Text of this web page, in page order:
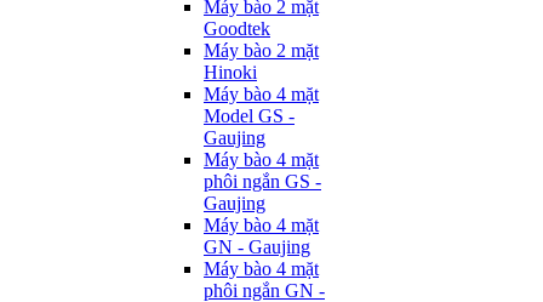
Máy bào 2 mặt
Goodtek
Máy bào 2 mặt
Hinoki
Máy bào 4 mặt
Model GS -
Gaujing
Máy bào 4 mặt
phôi ngắn GS -
Gaujing
Máy bào 4 mặt
GN - Gaujing
Máy bào 4 mặt
phôi ngắn GN -